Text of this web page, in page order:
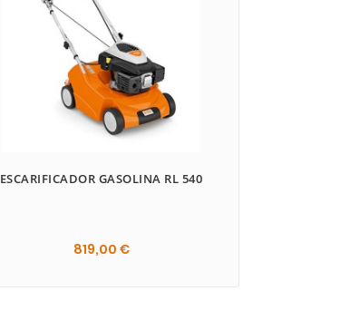
ESCARIFICADOR GASOLINA RL 540
819,00 €